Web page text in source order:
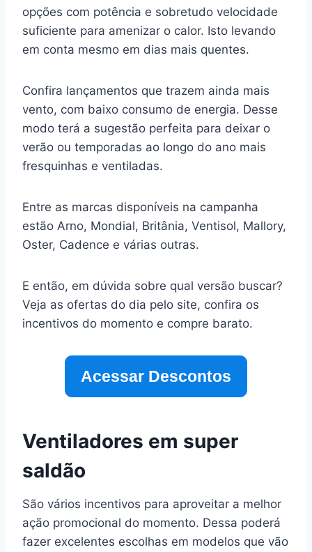
opções com potência e sobretudo velocidade
suficiente para amenizar o calor. Isto levando
em conta mesmo em dias mais quentes.
Confira lançamentos que trazem ainda mais
vento, com baixo consumo de energia. Desse
modo terá a sugestão perfeita para deixar o
verão ou temporadas ao longo do ano mais
fresquinhas e ventiladas.
Entre as marcas disponíveis na campanha
estão Arno, Mondial, Britânia, Ventisol, Mallory,
Oster, Cadence e várias outras.
E então, em dúvida sobre qual versão buscar?
Veja as ofertas do dia pelo site, confira os
incentivos do momento e compre barato.
Acessar Descontos
Ventiladores em super
saldão
São vários incentivos para aproveitar a melhor
ação promocional do momento. Dessa poderá
fazer excelentes escolhas em modelos que vão